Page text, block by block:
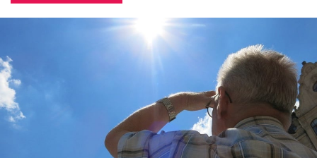
Kliknij, aby powiększyć